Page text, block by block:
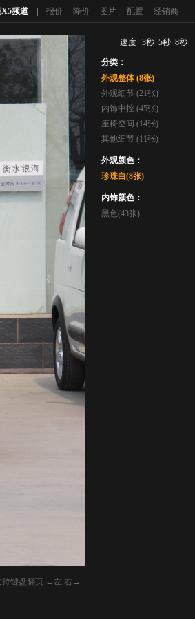
频道 报价 降价 图片 配置 经销商
持键盘翻页 ←左 右→
速度 3秒 5秒 8秒
分类：
外观整体 (8张)
外观细节 (21张)
内饰中控 (45张)
座椅空间 (14张)
其他细节 (11张)
外观颜色：
珍珠白(8张)
内饰颜色：
黑色(43张)